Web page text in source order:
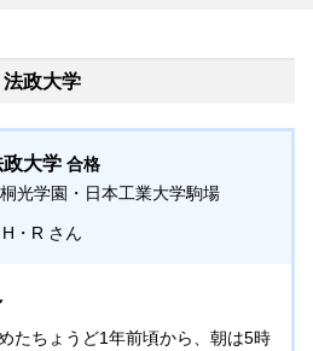
法政大学
政大学 合格
桐光学園・日本工業大学駒場
H・R
たちょうど1年前頃から、朝は5時